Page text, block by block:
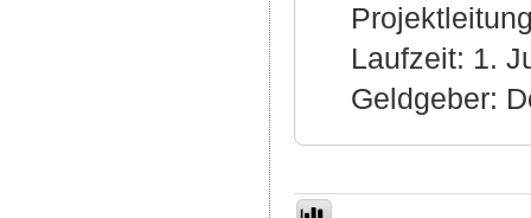
Laufzeit: 1.
Geldgeber: